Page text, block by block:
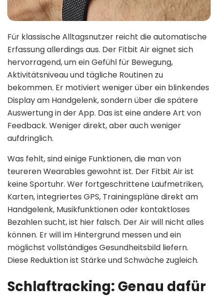
Für klassische Alltagsnutzer reicht die automatische
Erfassung allerdings aus. Der Fitbit Air eignet sich
hervorragend, um ein Gefühl für Bewegung,
Aktivitätsniveau und tägliche Routinen zu
bekommen. Er motiviert weniger über ein blinkendes
Display am Handgelenk, sondern über die spätere
Auswertung in der App. Das ist eine andere Art von
Feedback. Weniger direkt, aber auch weniger
aufdringlich.
Was fehlt, sind einige Funktionen, die man von
teureren Wearables gewohnt ist. Der Fitbit Air ist
keine Sportuhr. Wer fortgeschrittene Laufmetriken,
Karten, integriertes GPS, Trainingspläne direkt am
Handgelenk, Musikfunktionen oder kontaktloses
Bezahlen sucht, ist hier falsch. Der Air will nicht alles
können. Er will im Hintergrund messen und ein
möglichst vollständiges Gesundheitsbild liefern.
Diese Reduktion ist Stärke und Schwäche zugleich.
Schlaftracking: Genau dafür